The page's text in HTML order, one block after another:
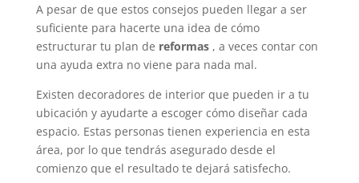
A pesar de que estos consejos pueden llegar a ser
suficiente para hacerte una idea de cómo
estructurar tu plan de reformas , a veces contar con
una ayuda extra no viene para nada mal.
Existen decoradores de interior que pueden ir a tu
ubicación y ayudarte a escoger cómo diseñar cada
espacio. Estas personas tienen experiencia en esta
área, por lo que tendrás asegurado desde el
comienzo que el resultado te dejará satisfecho.